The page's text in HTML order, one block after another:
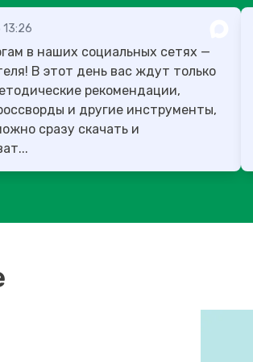
в наших социальных сетях —
только
рекомендации,
и другие инструменты,
сразу скачать и